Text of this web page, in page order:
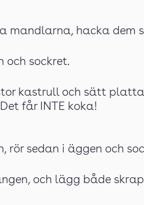
mandlarna, hacka dem
och sockret.
kastrull och sätt
får INTE koka!
rör sedan i äggen och
och lägg både